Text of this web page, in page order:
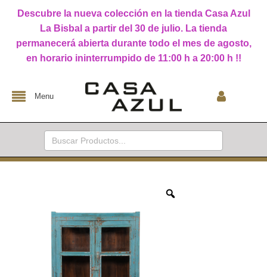
Descubre la nueva colección en la tienda Casa Azul
La Bisbal a partir del 30 de julio. La tienda
permanecerá abierta durante todo el mes de agosto,
en horario ininterrumpido de 11:00 h a 20:00 h !!
Menu
Buscar: